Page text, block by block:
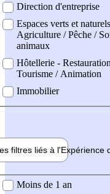
Direction d'entreprise
Espaces verts et
Agriculture / Pêche /
animaux
Hôtellerie -
Tourisme / Animation
Immobilier
filtres liés à l'Expérience
demandée
Moins de 1 an